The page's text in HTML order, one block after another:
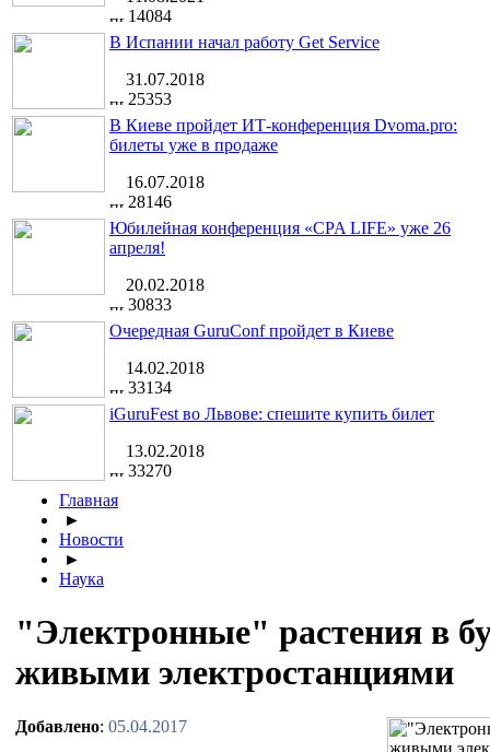
14084
В Испании начал работу Get Service
31.07.2018
25353
В Киеве пройдет ИТ-конференция Dvoma.pro:
билеты уже в продаже
16.07.2018
28146
Юбилейная конференция «CPA LIFE» уже 26
апреля!
20.02.2018
30833
Очередная GuruConf пройдет в Киеве
14.02.2018
33134
iGuruFest во Львове: спешите купить билет
13.02.2018
33270
Главная
►
Новости
►
Наука
"Электронные" растения в
живыми электростанциями
Добавлено: 05.04.2017